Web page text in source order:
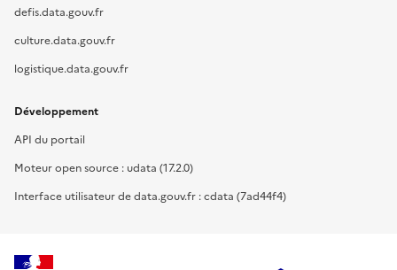
defis.data.gouv.fr
culture.data.gouv.fr
logistique.data.gouv.fr
Développement
API du portail
Moteur open source : udata (17.2.0)
Interface utilisateur de data.gouv.fr : cdata (7ad44f4)